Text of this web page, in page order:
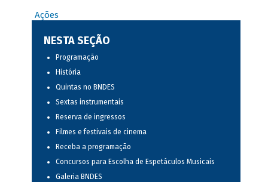
Ações
NESTA SEÇÃO
Programação
História
Quintas no BNDES
Sextas instrumentais
Reserva de ingressos
Filmes e festivais de cinema
Receba a programação
Concursos para Escolha de Espetáculos Musicais
Galeria BNDES